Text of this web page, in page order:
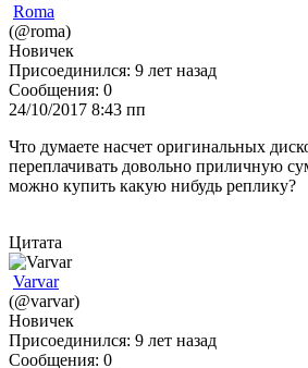
Roma
(@roma)
Новичек
Присоединился: 9 лет назад
Сообщения: 0
24/10/2017 8:43 пп
Что думаете насчет оригинальных
переплачивать довольно приличную
можно купить какую нибудь реплику?
Цитата
Varvar
(@varvar)
Новичек
Присоединился: 9 лет назад
Сообщения: 0